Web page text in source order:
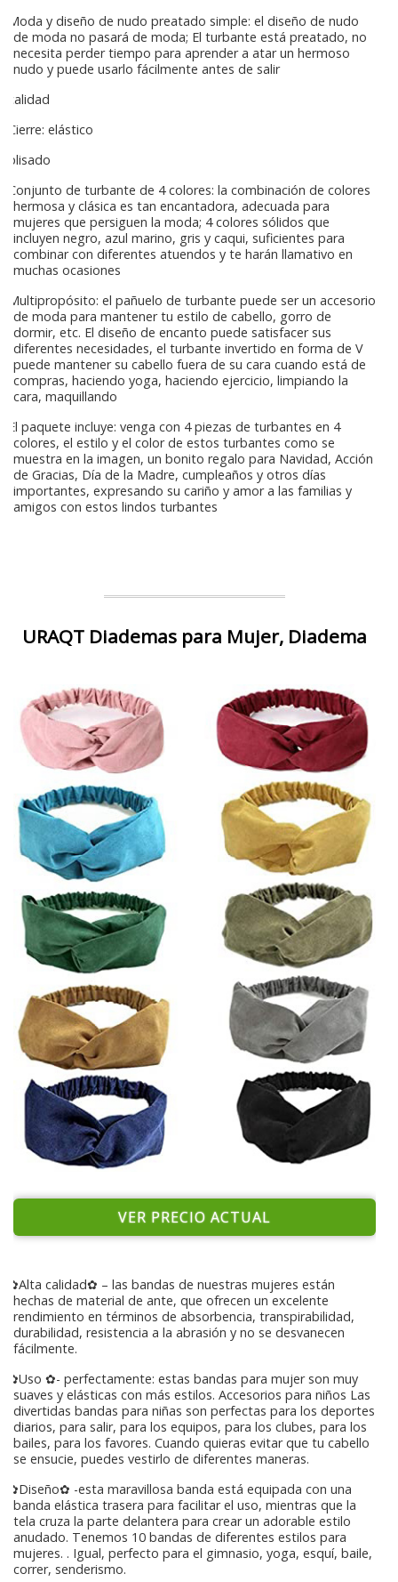
Moda y diseño de nudo preatado simple: el diseño de nudo
de moda no pasará de moda; El turbante está preatado, no
necesita perder tiempo para aprender a atar un hermoso
nudo y puede usarlo fácilmente antes de salir
calidad
Cierre: elástico
plisado
Conjunto de turbante de 4 colores: la combinación de colores
hermosa y clásica es tan encantadora, adecuada para
mujeres que persiguen la moda; 4 colores sólidos que
incluyen negro, azul marino, gris y caqui, suficientes para
combinar con diferentes atuendos y te harán llamativo en
muchas ocasiones
Multipropósito: el pañuelo de turbante puede ser un accesorio
de moda para mantener tu estilo de cabello, gorro de
dormir, etc. El diseño de encanto puede satisfacer sus
diferentes necesidades, el turbante invertido en forma de V
puede mantener su cabello fuera de su cara cuando está de
compras, haciendo yoga, haciendo ejercicio, limpiando la
cara, maquillando
El paquete incluye: venga con 4 piezas de turbantes en 4
colores, el estilo y el color de estos turbantes como se
muestra en la imagen, un bonito regalo para Navidad, Acción
de Gracias, Día de la Madre, cumpleaños y otros días
importantes, expresando su cariño y amor a las familias y
amigos con estos lindos turbantes
URAQT Diademas para Mujer, Diadema
VER PRECIO ACTUAL
✿Alta calidad✿ – las bandas de nuestras mujeres están
hechas de material de ante, que ofrecen un excelente
rendimiento en términos de absorbencia, transpirabilidad,
durabilidad, resistencia a la abrasión y no se desvanecen
fácilmente.
✿Uso ✿- perfectamente: estas bandas para mujer son muy
suaves y elásticas con más estilos. Accesorios para niños Las
divertidas bandas para niñas son perfectas para los deportes
diarios, para salir, para los equipos, para los clubes, para los
bailes, para los favores. Cuando quieras evitar que tu cabello
se ensucie, puedes vestirlo de diferentes maneras.
✿Diseño✿ -esta maravillosa banda está equipada con una
banda elástica trasera para facilitar el uso, mientras que la
tela cruza la parte delantera para crear un adorable estilo
anudado. Tenemos 10 bandas de diferentes estilos para
mujeres. . Igual, perfecto para el gimnasio, yoga, esquí, baile,
correr, senderismo.